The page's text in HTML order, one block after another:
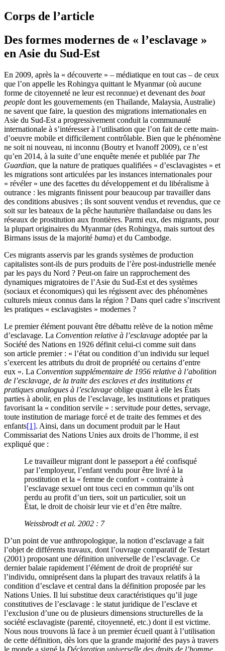
Corps de l’article
Des formes modernes de « l’esclavage »
en Asie du Sud-Est
En 2009, après la « découverte » – médiatique en tout cas – de ceux
que l’on appelle les Rohingya quittant le Myanmar (où aucune
forme de citoyenneté ne leur est reconnue) et devenant des boat
people dont les gouvernements (en Thaïlande, Malaysia, Australie)
ne savent que faire, la question des migrations internationales en
Asie du Sud-Est a progressivement conduit la communauté
internationale à s’intéresser à l’utilisation que l’on fait de cette main-
d’oeuvre mobile et difficilement contrôlable. Bien que le phénomène
ne soit ni nouveau, ni inconnu (Boutry et Ivanoff 2009), ce n’est
qu’en 2014, à la suite d’une enquête menée et publiée par The
Guardian, que la nature de pratiques qualifiées « d’esclavagistes » et
les migrations sont articulées par les instances internationales pour
« révéler » une des facettes du développement et du libéralisme à
outrance : les migrants finissent pour beaucoup par travailler dans
des conditions abusives ; ils sont souvent vendus et revendus, que ce
soit sur les bateaux de la pêche hauturière thaïlandaise ou dans les
réseaux de prostitution aux frontières. Parmi eux, des migrants, pour
la plupart originaires du Myanmar (des Rohingya, mais surtout des
Birmans issus de la majorité bama) et du Cambodge.
Ces migrants asservis par les grands systèmes de production
capitalistes sont-ils de purs produits de l’ère post-industrielle menée
par les pays du Nord ? Peut-on faire un rapprochement des
dynamiques migratoires de l’Asie du Sud-Est et des systèmes
(sociaux et économiques) qui les régissent avec des phénomènes
culturels mieux connus dans la région ? Dans quel cadre s’inscrivent
les pratiques « esclavagistes » modernes ?
Le premier élément pouvant être débattu relève de la notion même
d’esclavage. La Convention relative à l’esclavage adoptée par la
Société des Nations en 1926 définit celui-ci comme suit dans
son article premier : « l’état ou condition d’un individu sur lequel
s’exercent les attributs du droit de propriété ou certains d’entre
eux ». La Convention supplémentaire de 1956 relative à l’abolition
de l’esclavage, de la traite des esclaves et des institutions et
pratiques analogues à l’esclavage oblige quant à elle les États
parties à abolir, en plus de l’esclavage, les institutions et pratiques
favorisant la « condition servile » : servitude pour dettes, servage,
toute institution de mariage forcé et de traite des femmes et des
enfants[1]. Ainsi, dans un document produit par le Haut
Commissariat des Nations Unies aux droits de l’homme, il est
expliqué que :
Le travailleur migrant dont le passeport a été confisqué
par l’employeur, l’enfant vendu pour être livré à la
prostitution et la « femme de confort » contrainte à
l’esclavage sexuel ont tous ceci en commun qu’ils ont
perdu au profit d’un tiers, soit un particulier, soit un
État, le droit de choisir leur vie et d’en être maître.
Weissbrodtet al. 2002 : 7
D’un point de vue anthropologique, la notion d’esclavage a fait
l’objet de différents travaux, dont l’ouvrage comparatif de Testart
(2001) proposant une définition universelle de l’esclavage. Ce
dernier balaie rapidement l’élément de droit de propriété sur
l’individu, omniprésent dans la plupart des travaux relatifs à la
condition d’esclave et central dans la définition proposée par les
Nations Unies. Il lui substitue deux caractéristiques qu’il juge
constitutives de l’esclavage : le statut juridique de l’esclave et
l’exclusion d’une ou de plusieurs dimensions structurelles de la
société esclavagiste (parenté, citoyenneté, etc.) dont il est victime.
Nous nous trouvons là face à un premier écueil quant à l’utilisation
de cette définition, dès lors que la grande majorité des pays à travers
le monde a signé la Déclaration universelle des droits de l’homme